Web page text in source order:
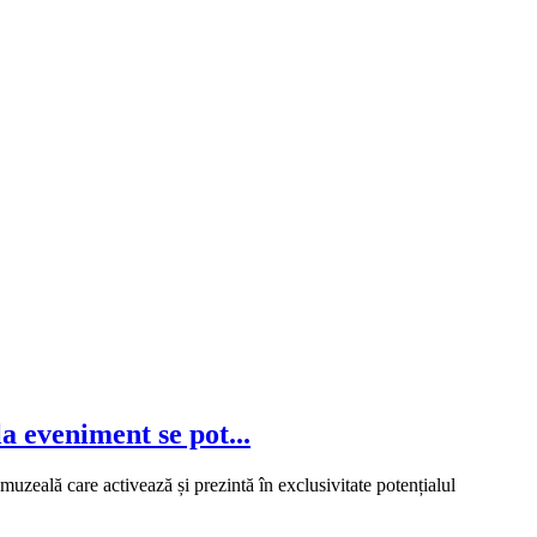
eveniment se pot...
care activează și prezintă în exclusivitate potențialul